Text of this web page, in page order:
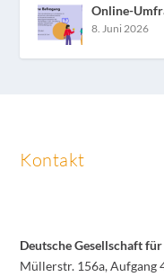
Online-
8. Juni 2026
Kontakt
Deutsche Gesellschaft
Müllerstr. 156a, Aufgang